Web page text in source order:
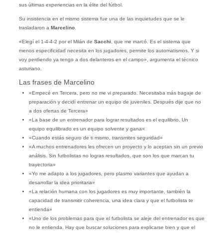
sus últimas experiencias en la élite del fútbol.
Su insistencia en el mismo sistema fue una de las inquietudes que se le
trasladaron a Marcelino.
«Elegí el 1-4-4-2 por el Milán de Sacchi, que me marcó. Es el sistema que
menos especificidad necesita en los jugadores, permite los automatismos. Y si
voy perdiendo ya tengo a dos delanteros en el campo», argumenta el técnico
asturiano.
Las frases de Marcelino
«Empecé en Tercera, pero no me vi preparado. Necesitaba más bagaje de
preparación y decidí entrenar un equipo de juveniles. Después dije que no
a dos ofertas de Tercera»
«La base de un entrenador para lograr resultados es el equilibrio. Un
equipo equilibrado es un equipo solvente y gana»
«Cuando estás seguro de ti mismo, transmites seguridad»
«A muchos entrenadores les ofrecen un proyecto y lo aceptan sin un previo
análisis. Sin futbolistas no logras resultados, que son los que marcan tu
trayectoria»
«Yo me adapto a los jugadores, pero plasmo variantes que ayudan a
desarrollar la idea prioritaria»
«La relación humana con los jugadores es muy importante, también la
capacidad de transmitir coherencia, una idea clara y que el futbolista te
entienda»
«Uno de los problemas para que el futbolista se aleje del entrenador es que
no le entienda. Hay que buscar soluciones para explicarse bien y que el